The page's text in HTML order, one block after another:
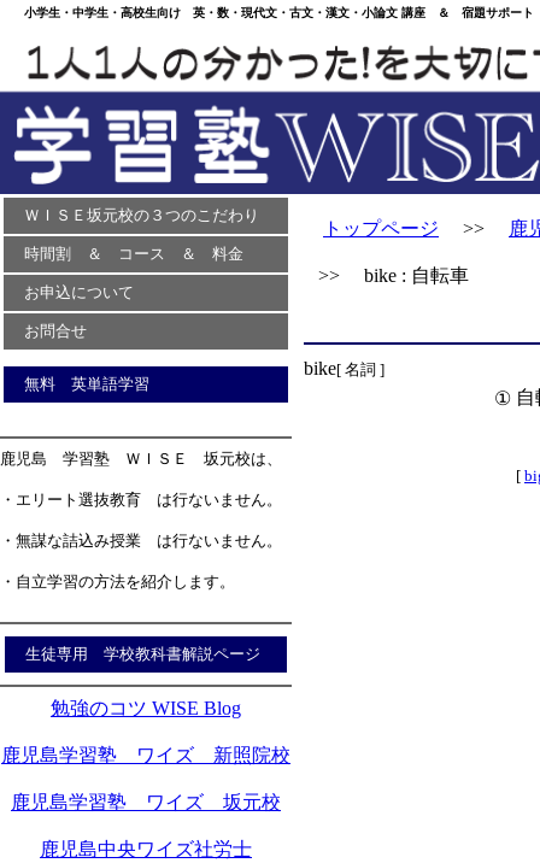
小学生・中学生・高校生向け 英・数・現代文・古文・漢文・小論文 講座 ＆ 宿題サポー
ＷＩＳＥ坂元校の３つのこだわり
時間割 ＆ コース ＆ 料金
お申込について
お問合せ
無料 英単語学習
鹿児島 学習塾 ＷＩＳＥ 坂元校は、
・エリート選抜教育 は行ないません。
・無謀な詰込み授業 は行ないません。
・自立学習の方法を紹介します。
生徒専用 学校教科書解説ページ
勉強のコツ WISE Blog
鹿児島学習塾 ワイズ 新照院校
鹿児島学習塾 ワイズ 坂元校
鹿児島中央ワイズ社労士
トップページ >> 鹿
>> bike : 自転車
bike[ 名詞 ]
①
[